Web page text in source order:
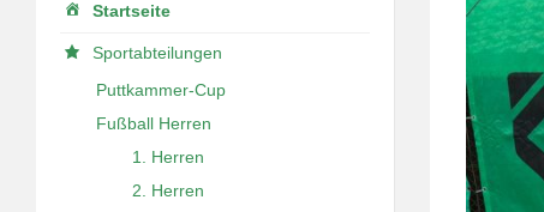
Startseite
Sportabteilungen
Puttkammer-Cup
Fußball Herren
1. Herren
2. Herren